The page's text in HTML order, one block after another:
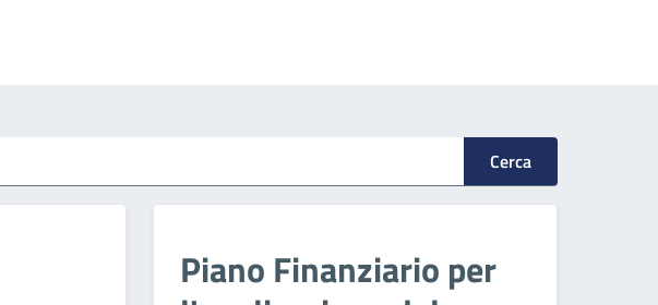
Cerca
Piano Finanziario per